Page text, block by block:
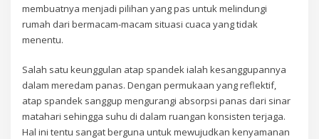
membuatnya menjadi pilihan yang pas untuk melindungi
rumah dari bermacam-macam situasi cuaca yang tidak
menentu.
Salah satu keunggulan atap spandek ialah kesanggupannya
dalam meredam panas. Dengan permukaan yang reflektif,
atap spandek sanggup mengurangi absorpsi panas dari sinar
matahari sehingga suhu di dalam ruangan konsisten terjaga.
Hal ini tentu sangat berguna untuk mewujudkan kenyamanan